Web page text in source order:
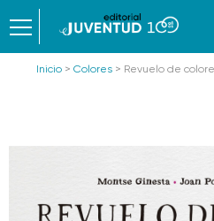
Inicio > Colores > Revuelo de